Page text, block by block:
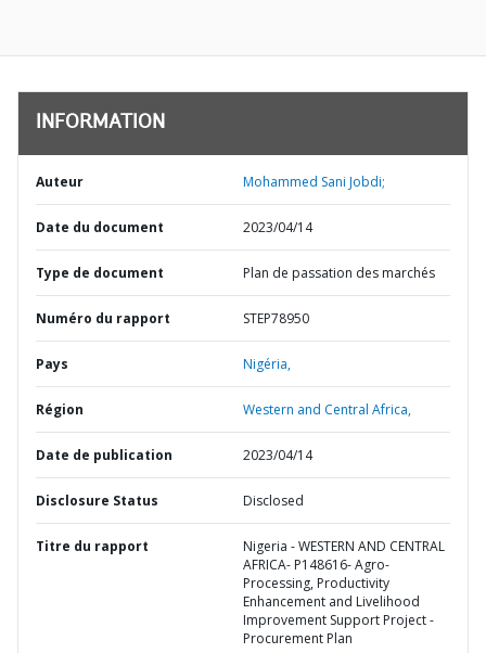
INFORMATION
Auteur Mohammed Sani Jobdi;
Date du document 2023/04/14
Type de document Plan de passation des marchés
Numéro du rapport STEP78950
Pays Nigéria,
Région Western and Central Africa,
Date de publication 2023/04/14
Disclosure Status Disclosed
Titre du rapport
Nigeria - WESTERN AND CENTRAL
AFRICA- P148616- Agro-
Processing, Productivity
Enhancement and Livelihood
Improvement Support Project -
Procurement Plan